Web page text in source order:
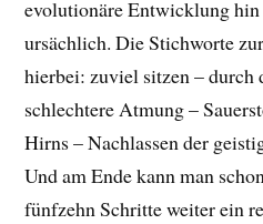
evolutionäre Entwicklung hin
ursächlich. Die Stichworte
hierbei: zuviel sitzen – durch
schlechtere Atmung –
Hirns – Nachlassen der
Und am Ende kann man
fünfzehn Schritte weiter ein